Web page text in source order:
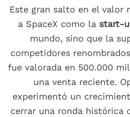
Este gran salto en el valor
a SpaceX como la start-
mundo, sino que la
competidores
fue valorada en 500.000
una venta reciente.
experimentó un
cerrar una ronda histórica